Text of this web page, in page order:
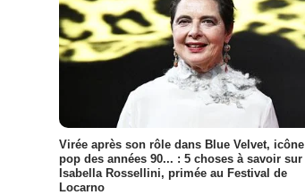
Virée après son rôle dans Blue Velvet, icône
pop des années 90... : 5 choses à savoir sur
Isabella Rossellini, primée au Festival de
Locarno